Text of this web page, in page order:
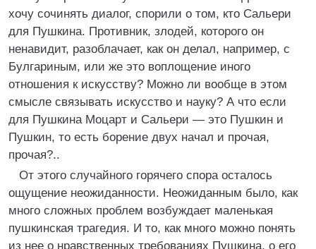
хочу сочинять диалог, спорили о том, кто Сальери
для Пушкина. Противник, злодей, которого он
ненавидит, разоблачает, как он делал, например, с
Булгариным, или же это воплощение иного
отношения к искусству? Можно ли вообще в этом
смысле связывать искусство и науку? А что если
для Пушкина Моцарт и Сальери — это Пушкин и
Пушкин, то есть борение двух начал и прочая,
прочая?..
От этого случайного горячего спора осталось
ощущение неожиданности. Неожиданным было, как
много сложных проблем возбуждает маленькая
пушкинская трагедия. И то, как много можно понять
из нее о нравственных требованиях Пушкина, о его